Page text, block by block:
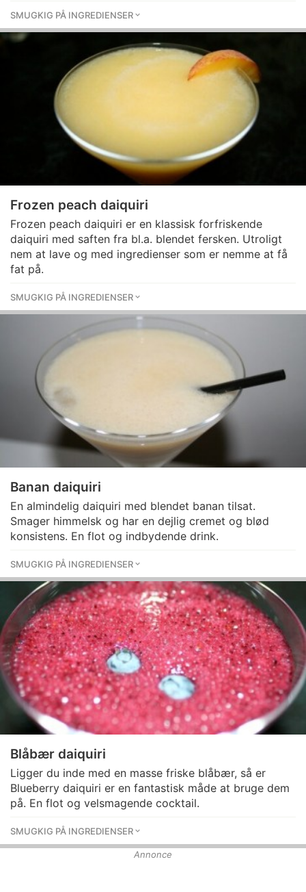
SMUGKIG PÅ INGREDIENSER
Frozen peach daiquiri
Frozen peach daiquiri er en klassisk forfriskende
daiquiri med saften fra bl.a. blendet fersken. Utroligt
nem at lave og med ingredienser som er nemme at få
fat på.
SMUGKIG PÅ INGREDIENSER
Banan daiquiri
En almindelig daiquiri med blendet banan tilsat.
Smager himmelsk og har en dejlig cremet og blød
konsistens. En flot og indbydende drink.
SMUGKIG PÅ INGREDIENSER
Blåbær daiquiri
Ligger du inde med en masse friske blåbær, så er
Blueberry daiquiri er en fantastisk måde at bruge dem
på. En flot og velsmagende cocktail.
SMUGKIG PÅ INGREDIENSER
Annonce